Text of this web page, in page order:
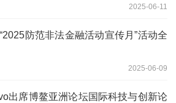
2025-06-11
防范非法金融活动宣传月”活动全
2025-06-09
出席博鳌亚洲论坛国际科技与创新论